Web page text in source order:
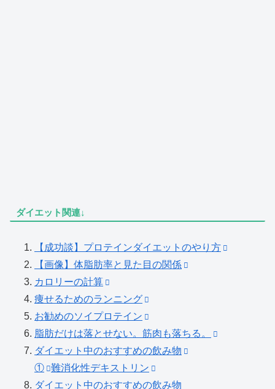
ダイエット関連↓
【成功談】プロテインダイエットのやり方
【画像】体脂肪率と見た目の関係
カロリーの計算
痩せるためのランニング
お勧めのソイプロテイン
脂肪だけは落とせない。筋肉も落ちる。
ダイエット中のおすすめの飲み物
①
難消化性デキストリン
ダイエット中のおすすめの飲み物